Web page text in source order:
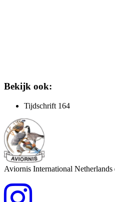
Bekijk ook:
Tijdschrift 164
Aviornis International Netherlands